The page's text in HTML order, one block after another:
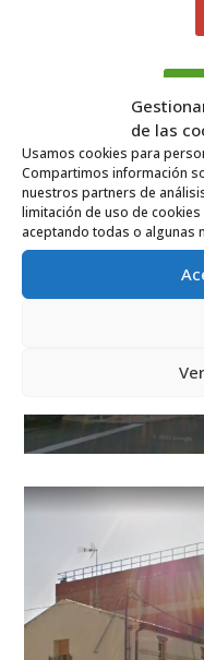
de las
Usamos cookies para
Compartimos información
nuestros partners de
limitación de uso de
aceptando todas o algunas